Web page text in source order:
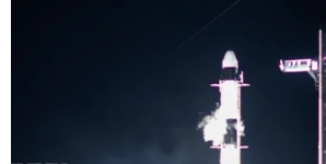
Dự thảo Luật Kiến trúc: Bổ sung
định nhận diện bản sắc văn hóa